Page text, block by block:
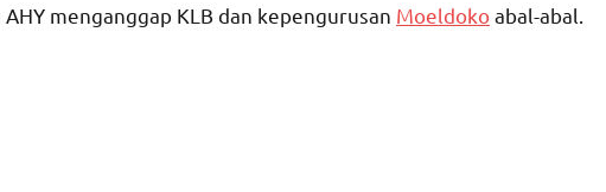
menganggap KLB dan kepengurusan Moeldokoabal-abal.